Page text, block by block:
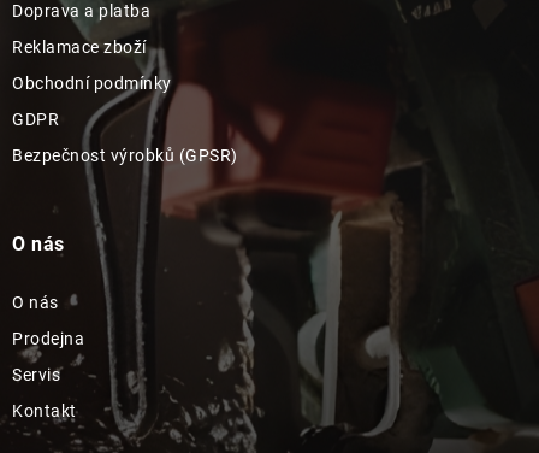
Doprava a platba
Reklamace zboží
Obchodní podmínky
GDPR
Bezpečnost výrobků (GPSR)
O nás
O nás
Prodejna
Servis
Kontakt